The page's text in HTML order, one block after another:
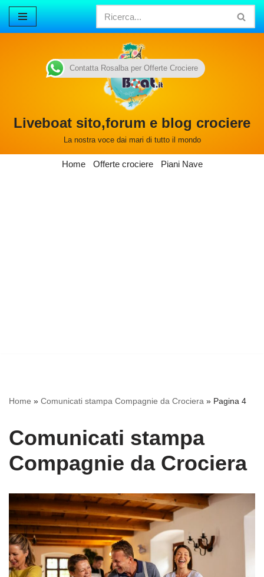
Vai
Liveboat sito,forum e blog crociere
La nostra voce dai mari di tutto il mondo
Home Offerte crociere Piani Nave
Home » Comunicati stampa Compagnie da Crociera » Pagina 4
Comunicati stampa
Compagnie da Crociera
Contatta Rosalba per Offerte Crociere